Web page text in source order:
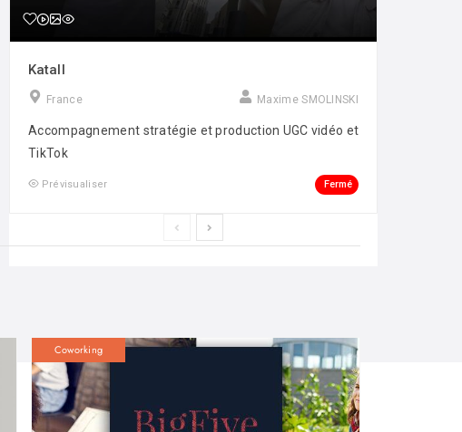
Katall
France Maxime SMOLINSKI
Accompagnement stratégie et production UGC vidéo et
TikTok
Prévisualiser Fermé
Coworking